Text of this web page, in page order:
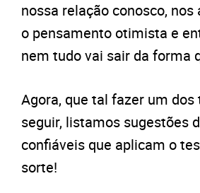
nossa relação conosco,
o pensamento otimista e
nem tudo vai sair da forma
Agora, que tal fazer um dos
seguir, listamos sugestões
confiáveis que aplicam o
sorte!